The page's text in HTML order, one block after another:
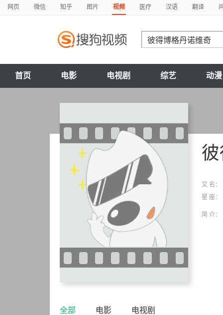
网页 微信 知乎 图片 视频 医疗 汉语 翻译
首页 电影 电视剧 综艺 动漫
彼
又 名：
星 座：
简 介：
全部 电影 电视剧